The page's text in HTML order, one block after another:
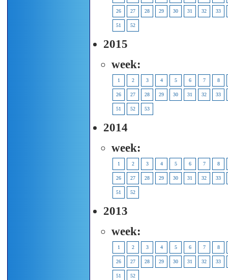
26 27 28 29 30 31 32 33
51 52
2015
week:
1 2 3 4 5 6 7 8
26 27 28 29 30 31 32 33
51 52 53
2014
week:
1 2 3 4 5 6 7 8
26 27 28 29 30 31 32 33
51 52
2013
week:
1 2 3 4 5 6 7 8
26 27 28 29 30 31 32 33
51 52